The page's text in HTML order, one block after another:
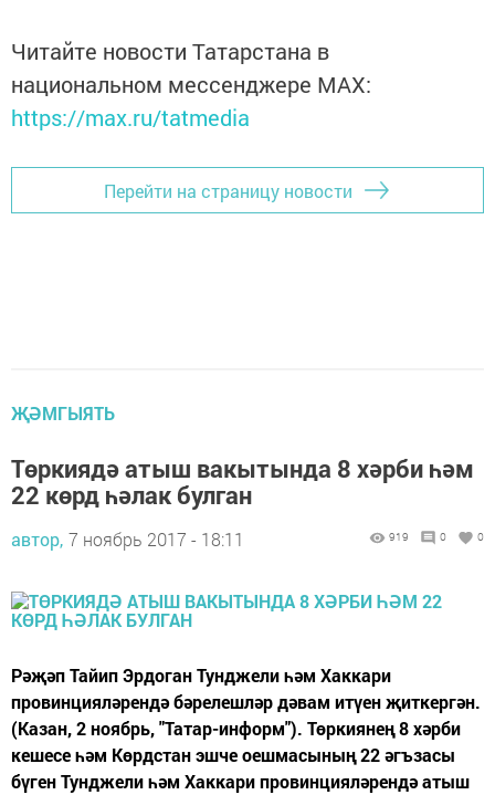
Читайте новости Татарстана в
национальном мессенджере MАХ:
https://max.ru/tatmedia
Перейти на страницу новости
ҖӘМГЫЯТЬ
Төркиядә атыш вакытында 8 хәрби һәм
22 көрд һәлак булган
автор, 7 ноябрь 2017 - 18:11 919 0 0
Рәҗәп Тайип Эрдоган Тунджели һәм Хаккари
провинцияләрендә бәрелешләр дәвам итүен җиткергән.
(Казан, 2 ноябрь, "Татар-информ"). Төркиянең 8 хәрби
кешесе һәм Көрдстан эшче оешмасының 22 әгъзасы
бүген Тунджели һәм Хаккари провинцияләрендә атыш